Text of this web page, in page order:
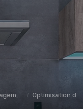
Optimisation de